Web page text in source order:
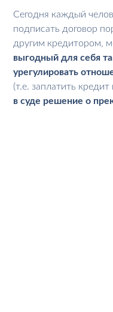
Сегодня каждый
подписать договор
другим кредитором,
выгодный для себя
урегулировать
(т.е. заплатить
в суде решение о